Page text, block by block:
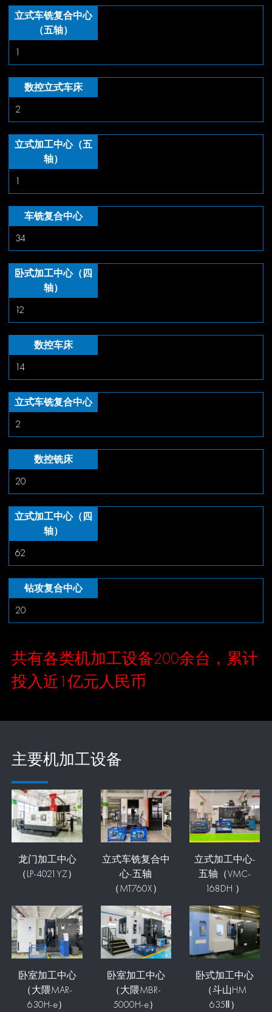
立式车铣复合中心
（五轴）
1
数控立式车床
2
立式加工中心（五
轴）
1
车铣复合中心
34
卧式加工中心（四
轴）
12
数控车床
14
立式车铣复合中心
2
数控铣床
20
立式加工中心（四
轴）
62
钻攻复合中心
20
共有各类机加工设备200余台，累计
投入近1亿元人民币
主要机加工设备
龙门加工中心
（LP-4021YZ）
立式车铣复合中
心-五轴
（MT760X）
立式加工中心-
五轴（VMC-
168DH ）
卧室加工中心
（大隈MAR-
630H-e）
卧室加工中心
（大隈MBR-
5000H-e）
卧式加工中心
（斗山HM
635Ⅱ）